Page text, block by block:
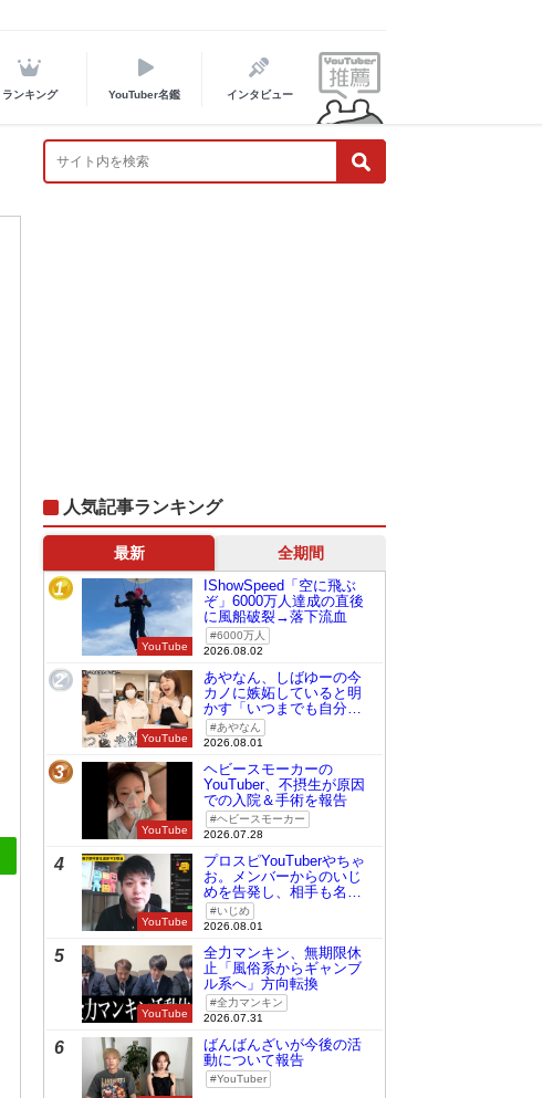
ランキング YouTuber名鑑 インタビュー
人気記事ランキング
最新 全期間
1
YouTube
IShowSpeed「空に飛ぶ
ぞ」6000万人達成の直後
に風船破裂→落下流血
6000万人
2026.08.02
2
YouTube
あやなん、しばゆーの今
カノに嫉妬していると明
かす「いつまでも自分の
ものみたいに…」
あやなん
2026.08.01
3
YouTube
ヘビースモーカーの
YouTuber、不摂生が原因
での入院＆手術を報告
ヘビースモーカー
2026.07.28
4
YouTube
プロスピYouTuberやちゃ
お。メンバーからのいじ
めを告発し、相手も名指
しで批判
いじめ
2026.08.01
5
YouTube
全力マンキン、無期限休
止「風俗系からギャンブ
ル系へ」方向転換
全力マンキン
2026.07.31
6
ばんばんざいが今後の活
動について報告
YouTuber